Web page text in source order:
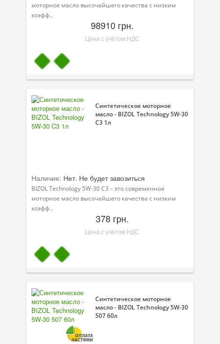
моторное масло высочайшего качества с низким
коэфф..
98910 грн.
Цена с учётом НДС
Синтетическое моторное
масло - BIZOL Technology 5W-30
C3 1л
Наличие: Нет. Не будет завозиться
BIZOL Technology 5W-30 C3 – это современное
моторное масло высочайшего качества с низким
коэфф..
378 грн.
Цена с учётом НДС
Синтетическое моторное
масло - BIZOL Technology 5W-30
507 60л